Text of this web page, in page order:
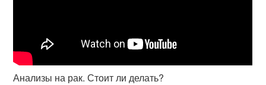
Анализы на рак. Стоит ли делать?